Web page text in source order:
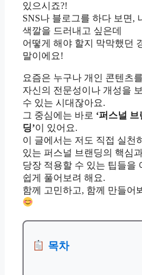
있으시죠?!
SNS나 블로그를 하다 보면,
색깔을 드러내고 싶은데
어떻게 해야 할지 막막했던
말이에요!
요즘은 누구나 개인 콘텐츠
자신의 전문성이나 개성을
수 있는 시대잖아요.
그 중심에는 바로 ‘퍼스널 브
딩’이 있어요.
이 글에서는 저도 직접 실천
있는 퍼스널 브랜딩의 핵심
당장 적용할 수 있는 팁들을
쉽게 풀어보려 해요.
함께 고민하고, 함께 만들어
목차